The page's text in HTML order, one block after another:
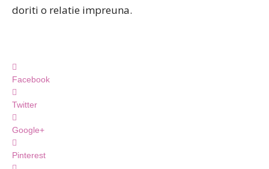
doriti o relatie impreuna.
Facebook
Twitter
Google+
Pinterest